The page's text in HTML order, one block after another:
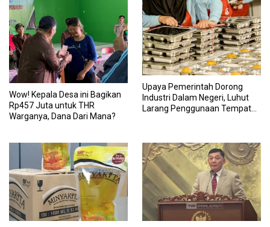
Wow! Kepala Desa ini Bagikan
Rp457 Juta untuk THR
Warganya, Dana Dari Mana?
Upaya Pemerintah Dorong
Industri Dalam Negeri, Luhut
Larang Penggunaan Tempat